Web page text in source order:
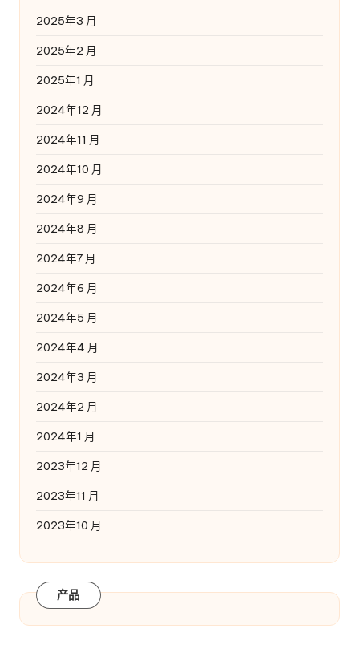
2025年3 月
2025年2 月
2025年1 月
2024年12 月
2024年11 月
2024年10 月
2024年9 月
2024年8 月
2024年7 月
2024年6 月
2024年5 月
2024年4 月
2024年3 月
2024年2 月
2024年1 月
2023年12 月
2023年11 月
2023年10 月
产品